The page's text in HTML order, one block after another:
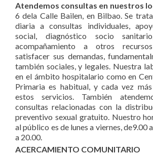
Atendemos consultas en nuestros
6 dela Calle Bailen, en Bilbao. Se
diaria a consultas individuales,
social, diagnóstico socio
acompañamiento a otros
satisfacer sus demandas,
también sociales, y legales. Nuestra
en el ámbito hospitalario como en
Primaria es habitual, y cada vez
estos servicios. También
consultas relacionadas con la
preventivo sexual gratuito. Nuestro
al público es de lunes a viernes, de9.00
a 20.00.
ACERCAMIENTO COMUNITARIO